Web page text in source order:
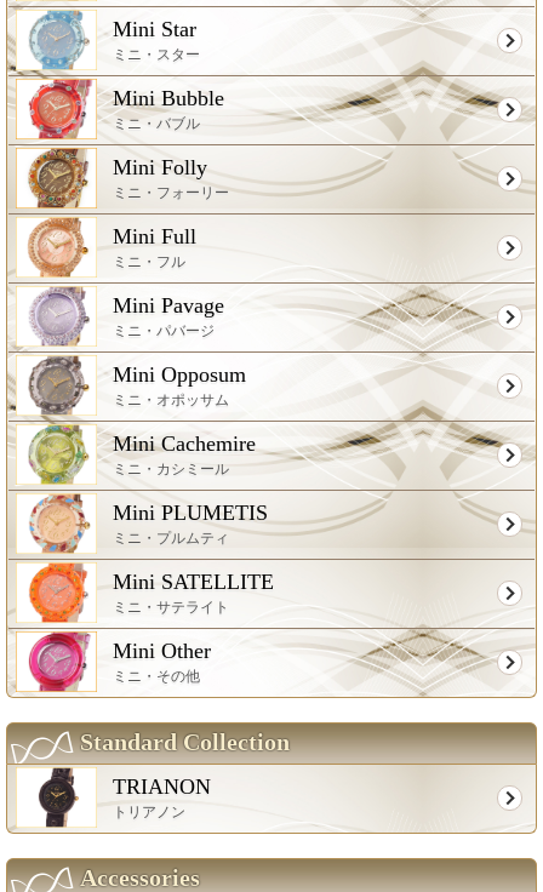
Mini Star
ミニ・スター
Mini Bubble
ミニ・バブル
Mini Folly
ミニ・フォーリー
Mini Full
ミニ・フル
Mini Pavage
ミニ・パバージ
Mini Opposum
ミニ・オポッサム
Mini Cachemire
ミニ・カシミール
Mini PLUMETIS
ミニ・プルムティ
Mini SATELLITE
ミニ・サテライト
Mini Other
ミニ・その他
Standard Collection
TRIANON
トリアノン
Accessories